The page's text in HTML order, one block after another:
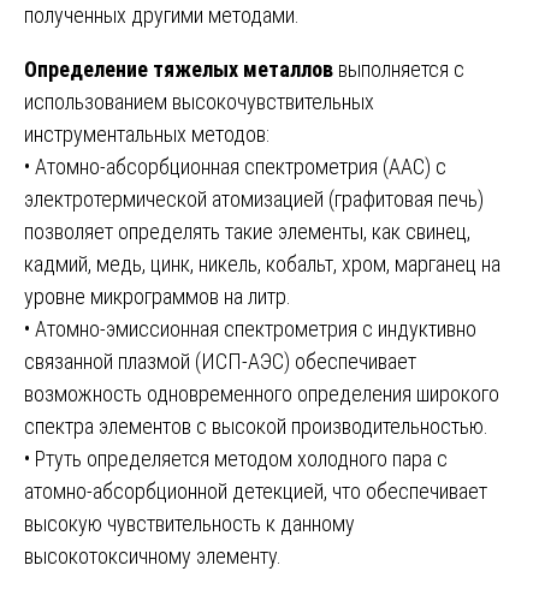
полученных другими методами.
Определение тяжелых металлов выполняется с
использованием высокочувствительных
инструментальных методов:
• Атомно-абсорбционная спектрометрия (ААС) с
электротермической атомизацией (графитовая печь)
позволяет определять такие элементы, как свинец,
кадмий, медь, цинк, никель, кобальт, хром, марганец на
уровне микрограммов на литр.
• Атомно-эмиссионная спектрометрия с индуктивно
связанной плазмой (ИСП-АЭС) обеспечивает
возможность одновременного определения широкого
спектра элементов с высокой производительностью.
• Ртуть определяется методом холодного пара с
атомно-абсорбционной детекцией, что обеспечивает
высокую чувствительность к данному
высокотоксичному элементу.